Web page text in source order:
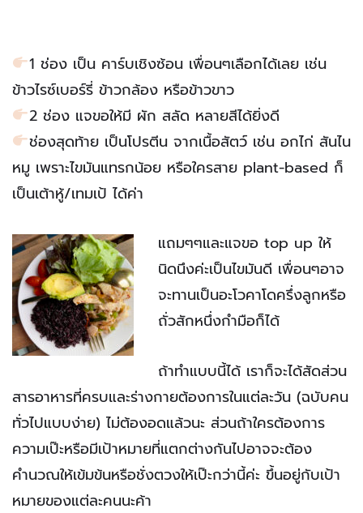
1 ช่อง เป็น คาร์บเชิงซ้อน เพื่อนๆเลือกได้เลย เช่น
ข้าวไรซ์เบอร์รี่ ข้าวกล้อง หรือข้าวขาว
2 ช่อง แจขอให้มี ผัก สลัด หลายสีได้ยิ่งดี
ช่องสุดท้าย เป็นโปรตีน จากเนื้อสัตว์ เช่น อกไก่ สันไน
หมู เพราะไขมันแทรกน้อย หรือใครสาย plant-based ก็
เป็นเต้าหู้/เทมเป้ ได้ค่า
แถมๆๆและแจขอ top up ให้
นิดนึงค่ะเป็นไขมันดี เพื่อนๆอาจ
จะทานเป็นอะโวคาโดครึ่งลูกหรือ
ถั่วสักหนึ่งกำมือก็ได้
ถ้าทำแบบนี้ได้ เราก็จะได้สัดส่วน
สารอาหารที่ครบและร่างกายต้องการในแต่ละวัน (ฉบับคน
ทั่วไปแบบง่าย) ไม่ต้องอดแล้วนะ ส่วนถ้าใครต้องการ
ความเป๊ะหรือมีเป้าหมายที่แตกต่างกันไปอาจจะต้อง
คำนวณให้เข้มข้นหรือชั่งตวงให้เป๊ะกว่านี้ค่ะ ขึ้นอยู่กับเป้า
หมายของแต่ละคนนะค้า